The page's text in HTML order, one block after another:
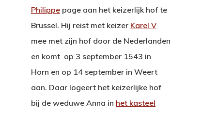
Philippe page aan het keizerlijk hof te
Brussel. Hij reist met keizer Karel V
mee met zijn hof door de Nederlanden
en komt op 3 september 1543 in
Horn en op 14 september in Weert
aan. Daar logeert het keizerlijke hof
bij de weduwe Anna in het kasteel